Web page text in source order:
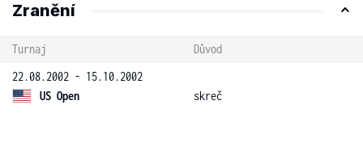
Zranění
Turnaj
Důvod
22.08.2002 - 15.10.2002
US Open
skreč